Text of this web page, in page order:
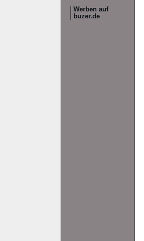
Werben auf
buzer.de